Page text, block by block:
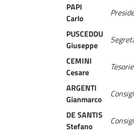
PAPI
Carlo
PUSCEDDU
Giuseppe
CEMINI
Cesare
ARGENTI
Gianmarco
DE SANTIS
Stefano